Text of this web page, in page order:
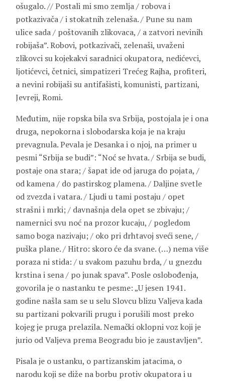
ošugalo. // Postali mi smo zemlja / robova i
potkazivača / i stokatnih zelenaša. / Pune su nam
ulice sada / poštovanih zlikovaca, / a zatvori nevinih
robijaša”. Robovi, potkazivači, zelenaši, uvaženi
zlikovci su kojekakvi saradnici okupatora, nedićevci,
ljotićevci, četnici, simpatizeri Trećeg Rajha, profiteri,
a nevini robijaši su antifašisti, komunisti, partizani,
Jevreji, Romi.
Međutim, nije ropska bila sva Srbija, postojala je i ona
druga, nepokorna i slobodarska koja je na kraju
prevagnula. Pevala je Desanka i o njoj, na primer u
pesmi “Srbija se budi”: “Noć se hvata. / Srbija se budi,
postaje ona stara; / šapat ide od jaruga do pojata, /
od kamena / do pastirskog plamena. / Daljine svetle
od zvezda i vatara. / Ljudi u tami postaju / opet
strašni i mrki; / davnašnja dela opet se zbivaju; /
namernici svu noć na prozor kucaju, / pogledom
samo boga nazivaju; / oko pri drhtavoj sveći sene, /
puška plane. / Hitro: skoro će da svane. (…) nema više
poraza ni stida: / u svakom pazuhu brda, / u gnezdu
krstina i sena / po junak spava”. Posle oslobođenja,
govorila je o nastanku te pesme: „U jesen 1941.
godine našla sam se u selu Slovcu blizu Valjeva kada
su partizani pokvarili prugu i porušili most preko
kojeg je pruga prelazila. Nemački oklopni voz koji je
jurio od Valjeva prema Beogradu bio je zaustavljen”.
Pisala je o ustanku, o partizanskim jatacima, o
narodu koji se diže na borbu protiv okupatora i u